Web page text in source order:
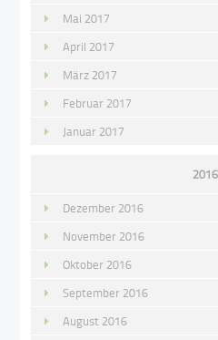
Mai 2017
April 2017
März 2017
Februar 2017
Januar 2017
2016
Dezember 2016
November 2016
Oktober 2016
September 2016
August 2016